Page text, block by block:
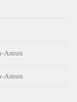
Amun
Amun